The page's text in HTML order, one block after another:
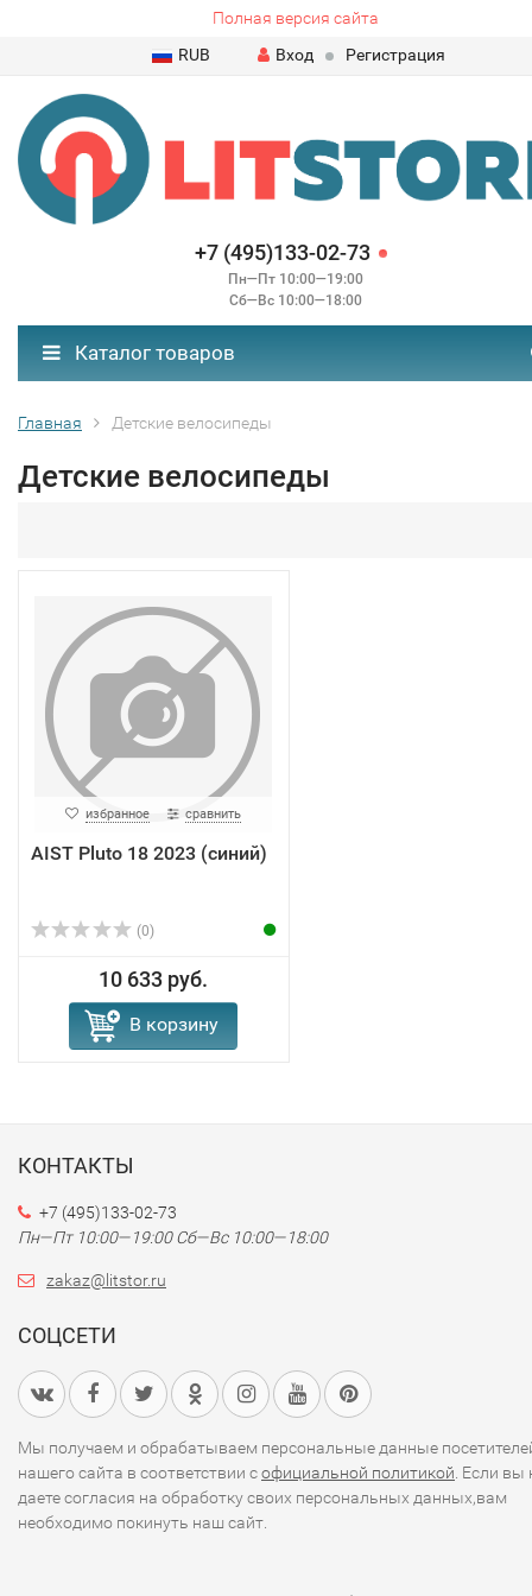
Полная версия сайта
RUB
Вход Регистрация
+7 (495)133-02-73
Пн—Пт 10:00—19:00
Сб—Вс 10:00—18:00
Каталог товаров
Главная Детские велосипеды
Детские велосипеды
избранное сравнить
AIST Pluto 18 2023 (синий)
(0)
10 633 руб.
В корзину
КОНТАКТЫ
+7 (495)133-02-73
Пн—Пт 10:00—19:00 Сб—Вс 10:00—18:00
zakaz@litstor.ru
СОЦСЕТИ
Мы получаем и обрабатываем персональные данные
нашего сайта в соответствии софициальной политикой. Если вы
даете согласия на обработку своих персональных данных,вам
необходимо покинуть наш сайт.